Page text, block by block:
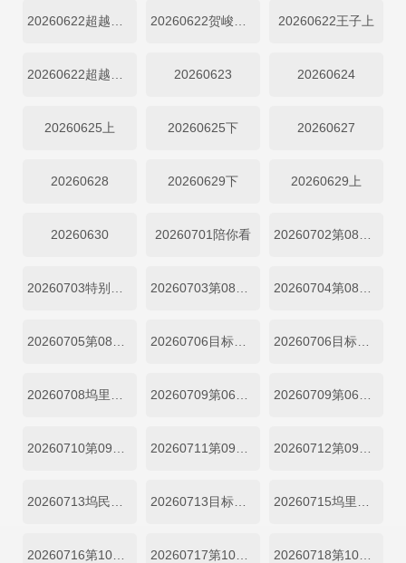
20260622王子上
20260623 20260624
20260625上 20260625下 20260627
20260628 20260629下 20260629上
20260630 20260701陪你看
20260706目标坞民第08期上 20260706目标坞民第08期下
20260713目标坞民第09期上
20260717第10期下 20260718第10期加更上